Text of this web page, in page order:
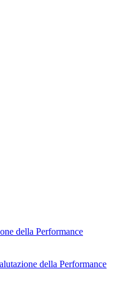
della Performance
della Performance